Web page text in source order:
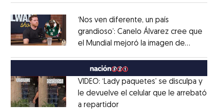
‘Nos ven diferente, un país
grandioso’: Canelo Álvarez cree que
el Mundial mejoró la imagen de
MéxicoOpens in new window
VIDEO: ‘Lady paquetes’ se disculpa y
le devuelve el celular que le arrebató
a repartidorOpens in new window